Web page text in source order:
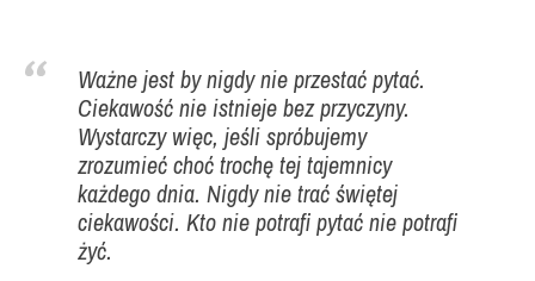
Ważne jest by nigdy nie przestać pytać.
Ciekawość nie istnieje bez przyczyny.
Wystarczy więc, jeśli spróbujemy
zrozumieć choć trochę tej tajemnicy
każdego dnia. Nigdy nie trać świętej
ciekawości. Kto nie potrafi pytać nie potrafi
żyć.